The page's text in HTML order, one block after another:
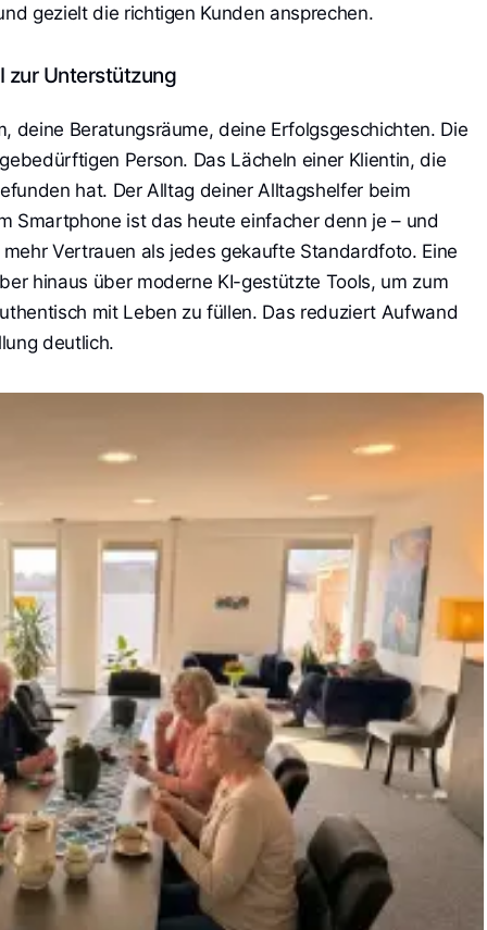
gezielt die richtigen Kunden ansprechen.
zur Unterstützung
deine Beratungsräume, deine Erfolgsgeschichten. Die
Person. Das Lächeln einer Klientin, die
hat. Der Alltag deiner Alltagshelfer beim
Smartphone ist das heute einfacher denn je – und
Vertrauen als jedes gekaufte Standardfoto. Eine
hinaus über moderne KI-gestützte Tools, um zum
mit Leben zu füllen. Das reduziert Aufwand
deutlich.